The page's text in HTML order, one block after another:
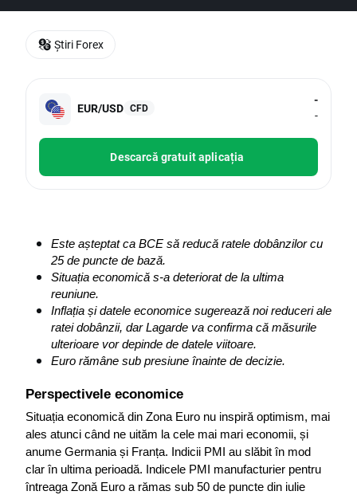
EUR/USD CFD
-
-
Descarcă gratuit aplicația
Este așteptat ca BCE să reducă ratele dobânzilor cu
25 de puncte de bază.
Situația economică s-a deteriorat de la ultima
reuniune.
Inflația și datele economice sugerează noi reduceri ale
ratei dobânzii, dar Lagarde va confirma că măsurile
ulterioare vor depinde de datele viitoare.
Euro rămâne sub presiune înainte de decizie.
Perspectivele economice
Situația economică din Zona Euro nu inspiră optimism, mai
ales atunci când ne uităm la cele mai mari economii, și
anume Germania și Franța. Indicii PMI au slăbit în mod
clar în ultima perioadă. Indicele PMI manufacturier pentru
întreaga Zonă Euro a rămas sub 50 de puncte din iulie
Știri Forex